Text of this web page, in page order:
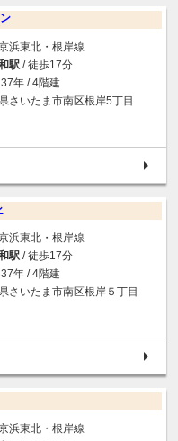
浜東北・根岸線
駅 / 徒歩17分
年 / 4階建
さいたま市南区根岸5丁目
浜東北・根岸線
駅 / 徒歩17分
年 / 4階建
さいたま市南区根岸５丁目
浜東北・根岸線